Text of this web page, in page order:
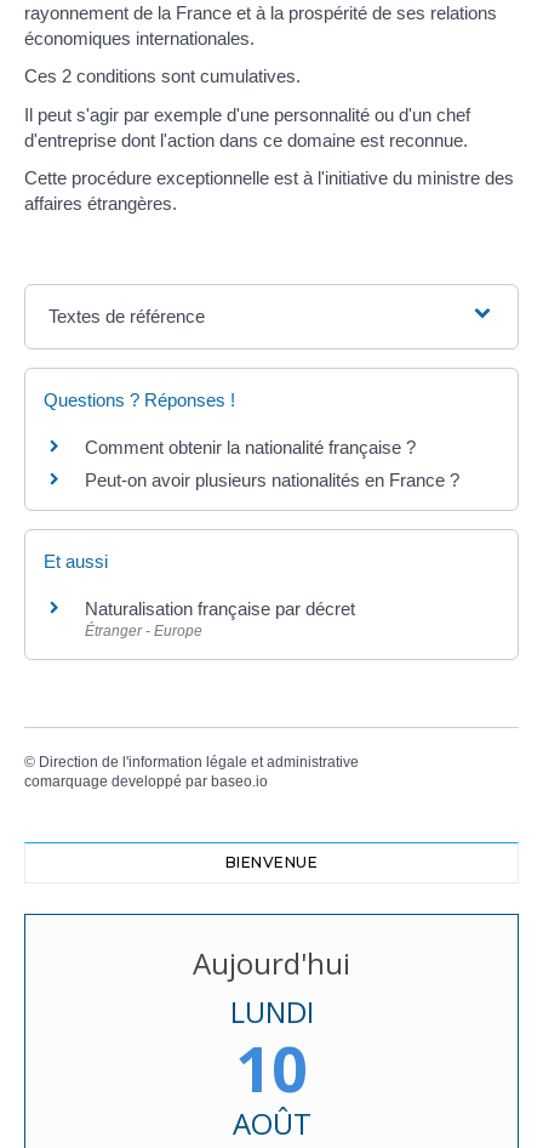
rayonnement de la France et à la prospérité de ses relations
économiques internationales.
Ces 2 conditions sont cumulatives.
Il peut s'agir par exemple d'une personnalité ou d'un chef
d'entreprise dont l'action dans ce domaine est reconnue.
Cette procédure exceptionnelle est à l'initiative du ministre des
affaires étrangères.
Textes de référence
Questions ? Réponses !
Comment obtenir la nationalité française ?
Peut-on avoir plusieurs nationalités en France ?
Et aussi
Naturalisation française par décret
Étranger - Europe
© Direction de l'information légale et administrative
comarquage developpé par baseo.io
BIENVENUE
Aujourd'hui
LUNDI
10
AOÛT